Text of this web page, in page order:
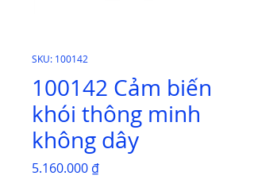
SKU: 100142
100142 Cảm biến
khói thông minh
không dây
5.160.000 ₫Giá